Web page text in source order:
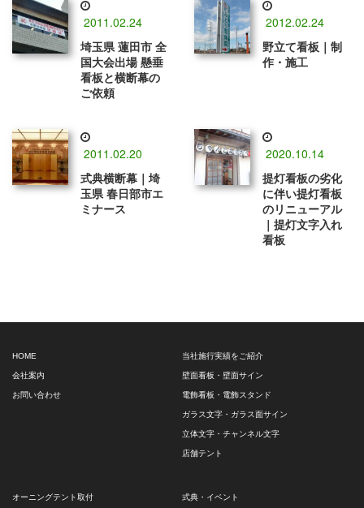
2011.02.24
埼玉県 蓮田市 全
国大会出場 懸垂
看板と横断幕の
ご依頼
2012.02.24
野立て看板｜制
作・施工
2011.02.20
式典横断幕｜埼
玉県 春日部市エ
ミナース
2020.10.14
提灯看板の劣化
に伴い提灯看板
のリニューアル
｜提灯文字入れ
看板
HOME
会社案内
お問い合わせ
当社施行実績をご紹介
壁面看板・壁面サイン
電飾看板・電飾スタンド
ガラス文字・ガラス面サイン
立体文字・チャンネル文字
店舗テント
オーニングテント取付 式典・イベント